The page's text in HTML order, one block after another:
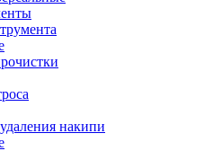
накипи